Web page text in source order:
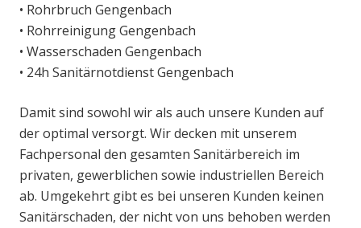
• Rohrbruch Gengenbach
• Rohrreinigung Gengenbach
• Wasserschaden Gengenbach
• 24h Sanitärnotdienst Gengenbach
Damit sind sowohl wir als auch unsere Kunden auf
der optimal versorgt. Wir decken mit unserem
Fachpersonal den gesamten Sanitärbereich im
privaten, gewerblichen sowie industriellen Bereich
ab. Umgekehrt gibt es bei unseren Kunden keinen
Sanitärschaden, der nicht von uns behoben werden